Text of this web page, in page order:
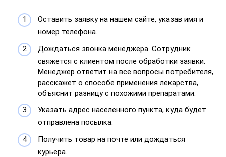
Оставить заявку на нашем сайте, указав имя и
номер телефона.
Дождаться звонка менеджера. Сотрудник
свяжется с клиентом после обработки заявки.
Менеджер ответит на все вопросы потребителя,
расскажет о способе применения лекарства,
объяснит разницу с похожими препаратами.
Указать адрес населенного пункта, куда будет
отправлена посылка.
Получить товар на почте или дождаться
курьера.